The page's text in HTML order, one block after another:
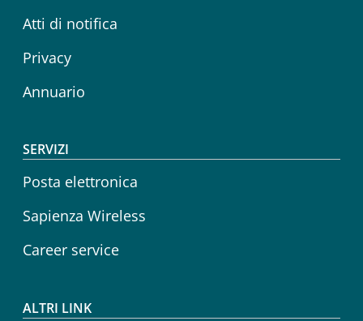
Atti di notifica
Privacy
Annuario
SERVIZI
Posta elettronica
Sapienza Wireless
Career service
ALTRI LINK